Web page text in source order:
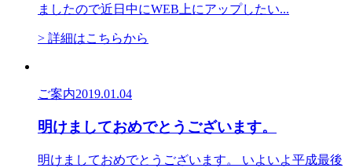
ましたので近日中にWEB上にアップしたい...
> 詳細はこちらから
ご案内2019.01.04
明けましておめでとうございます。
明けましておめでとうございます。 いよいよ平成最後